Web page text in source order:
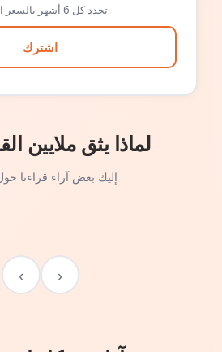
تجدد كل 6 أشهر بالسعر الأصلي
اشترك
لماذا يثق ملايين
إليك بعض آراء قراءنا
‹
›